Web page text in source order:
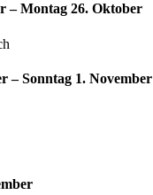
– Montag 26. Oktober
– Sonntag 1. November